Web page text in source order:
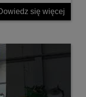
się więcej